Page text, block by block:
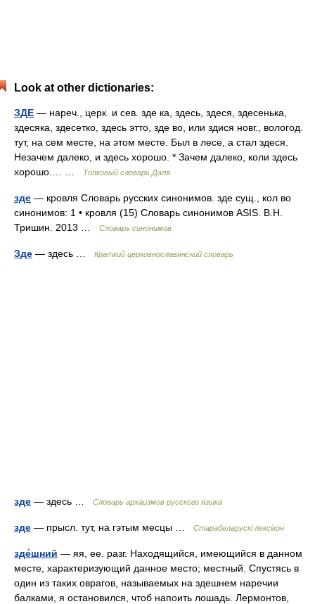
Look at other dictionaries:
ЗДЕ — нареч., церк. и сев. зде ка, здесь, здеся, здесенька,
здесяка, здесетко, здесь этто, зде во, или здися новг., вологод.
тут, на сем месте, на этом месте. Был в лесе, а стал здеся.
Незачем далеко, и здесь хорошо. * Зачем далеко, коли здесь
хорошо.… …
Толковый словарь Даля
зде — кровля Словарь русских синонимов. зде сущ., кол во
синонимов: 1 • кровля (15) Словарь синонимов ASIS. В.Н.
Тришин. 2013 …
Словарь синонимов
Зде — здесь … Краткий церковнославянский словарь
зде — здесь … Cловарь архаизмов русского языка
зде — прысл. тут, на гэтым месцы … Старабеларускі лексікон
зде́шний — яя, ее. разг. Находящийся, имеющийся в данном
месте, характеризующий данное место; местный. Спустясь в
один из таких оврагов, называемых на здешнем наречии
балками, я остановился, чтоб напоить лошадь. Лермонтов,